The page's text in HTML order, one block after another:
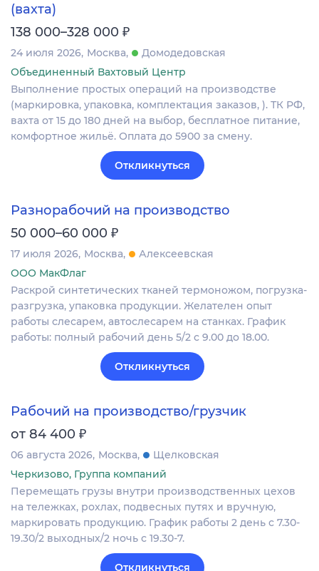
(вахта)
138 000–328 000 ₽
24 июля 2026 Москва
Домодедовская
Объединенный Вахтовый Центр
Выполнение простых операций на производстве
(маркировка, упаковка, комплектация заказов, ). ТК РФ,
вахта от 15 до 180 дней на выбор, бесплатное питание,
комфортное жильё. Оплата до 5900 за смену.
Откликнуться
Разнорабочий на производство
50 000–60 000 ₽
17 июля 2026 Москва
Алексеевская
ООО МакФлаг
Раскрой синтетических тканей термоножом, погрузка-
разгрузка, упаковка продукции. Желателен опыт
работы слесарем, автослесарем на станках. График
работы: полный рабочий день 5/2 с 9.00 до 18.00.
Откликнуться
Рабочий на производство/грузчик
от 84 400 ₽
06 августа 2026 Москва
Щелковская
Черкизово, Группа компаний
Перемещать грузы внутри производственных цехов
на тележках, рохлах, подвесных путях и вручную,
маркировать продукцию. График работы 2 день с 7.30-
19.30/2 выходных/2 ночь с 19.30-7.
Откликнуться